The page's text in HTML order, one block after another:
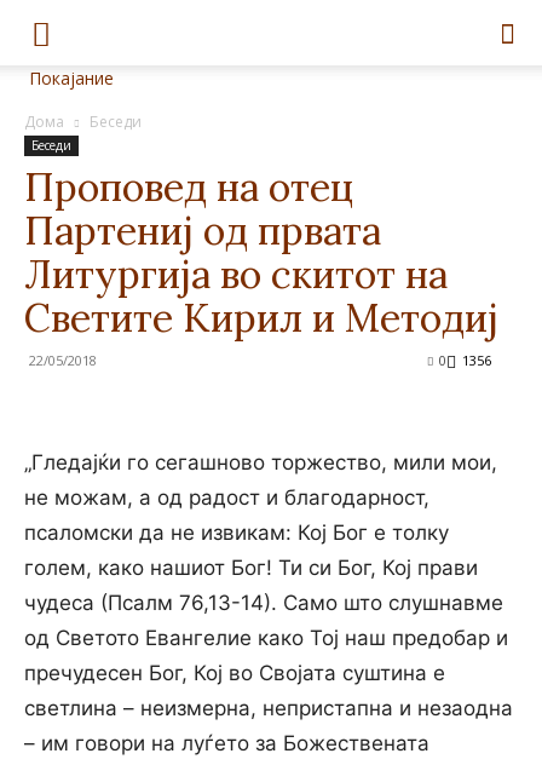
Покајание
Дома Беседи
Беседи
Проповед на отец
Партениј од првата
Литургија во скитот на
Светите Кирил и Методиј
22/05/2018 1356
0
„Гледајќи го сегашново торжество, мили мои,
не можам, а од радост и благодарност,
псаломски да не извикам: Кој Бог е толку
голем, како нашиот Бог! Ти си Бог, Кој прави
чудеса (Псалм 76,13-14). Само што слушнавме
од Светото Евангелие како Тој наш предобар и
пречудесен Бог, Кој во Својата суштина е
светлина – неизмерна, непристапна и незаодна
– им говори на луѓето за Божествената